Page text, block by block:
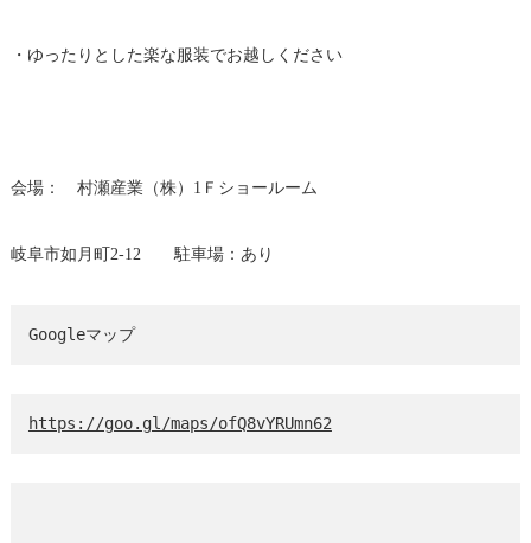
・ゆったりとした楽な服装でお越しください
会場： 村瀬産業（株）1Ｆショールーム
岐阜市如月町2-12 駐車場：あり
Googleマップ
https://goo.gl/maps/ofQ8vYRUmn62